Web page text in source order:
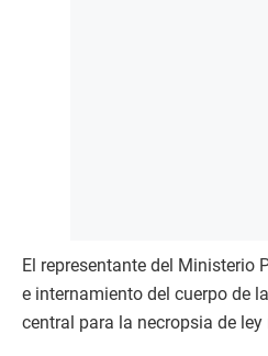
El representante del Ministerio
e internamiento del cuerpo de
central para la necropsia de ley